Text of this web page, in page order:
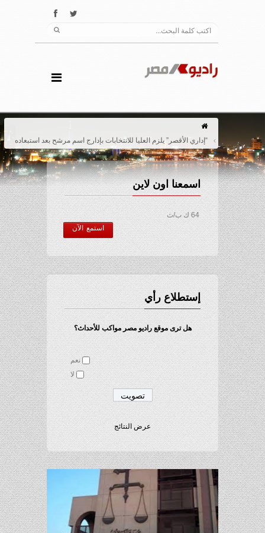
“إداري الأقصر” يلزم العليا للانتخابات بإدارج اسم مرشح بعد استبعاده
اسمعنا اون لاين
64 ك ب/ث
استمع الآن
إستطلاع رأي
هل ترى موقع راديو مصر مواكب للأحداث؟
نعم
لا
عرض النتائج